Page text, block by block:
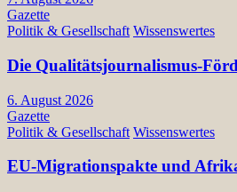
Gazette
Politik & Gesellschaft Wissenswertes
Die Qualitätsjournalismus-
6. August 2026
Gazette
Politik & Gesellschaft Wissenswertes
EU-Migrationspakte und